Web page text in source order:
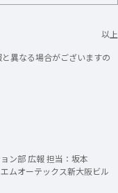
以上
異なる場合がございますの
ン部 広報 担当：坂本
ムオーテックス新大阪ビル